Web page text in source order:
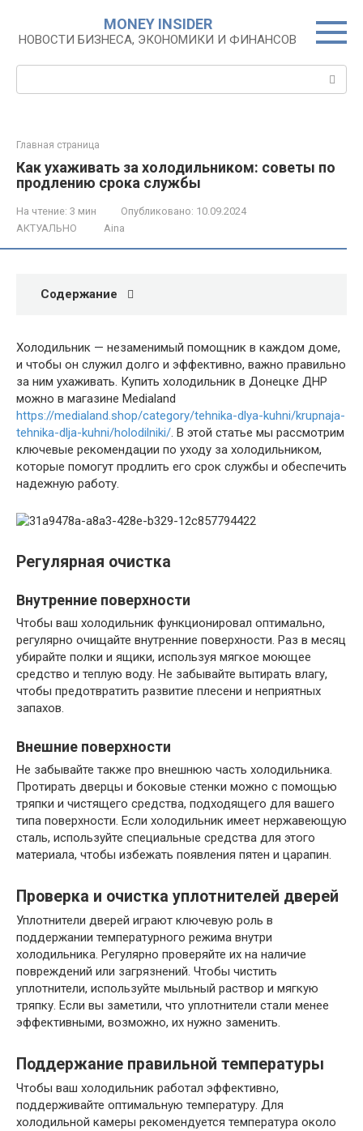
контенту
MONEY INSIDER
НОВОСТИ БИЗНЕСА, ЭКОНОМИКИ И ФИНАНСОВ
Главная страница
Как ухаживать за холодильником: советы по
продлению срока службы
На чтение: 3 мин Опубликовано: 10.09.2024
АКТУАЛЬНО
Aina
Содержание
Холодильник — незаменимый помощник в каждом доме,
и чтобы он служил долго и эффективно, важно правильно
за ним ухаживать. Купить холодильник в Донецке ДНР
можно в магазине Medialand
https://medialand.shop/category/tehnika-dlya-kuhni/krupnaja-
tehnika-dlja-kuhni/holodilniki/. В этой статье мы рассмотрим
ключевые рекомендации по уходу за холодильником,
которые помогут продлить его срок службы и обеспечить
надежную работу.
Регулярная очистка
Внутренние поверхности
Чтобы ваш холодильник функционировал оптимально,
регулярно очищайте внутренние поверхности. Раз в месяц
убирайте полки и ящики, используя мягкое моющее
средство и теплую воду. Не забывайте вытирать влагу,
чтобы предотвратить развитие плесени и неприятных
запахов.
Внешние поверхности
Не забывайте также про внешнюю часть холодильника.
Протирать дверцы и боковые стенки можно с помощью
тряпки и чистящего средства, подходящего для вашего
типа поверхности. Если холодильник имеет нержавеющую
сталь, используйте специальные средства для этого
материала, чтобы избежать появления пятен и царапин.
Проверка и очистка уплотнителей дверей
Уплотнители дверей играют ключевую роль в
поддержании температурного режима внутри
холодильника. Регулярно проверяйте их на наличие
повреждений или загрязнений. Чтобы чистить
уплотнители, используйте мыльный раствор и мягкую
тряпку. Если вы заметили, что уплотнители стали менее
эффективными, возможно, их нужно заменить.
Поддержание правильной температуры
Чтобы ваш холодильник работал эффективно,
поддерживайте оптимальную температуру. Для
холодильной камеры рекомендуется температура около